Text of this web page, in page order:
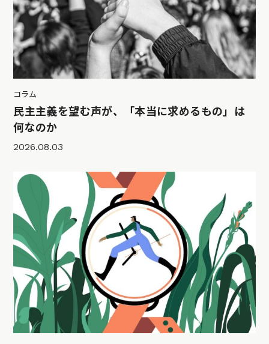
コラム
民主主義を望む声が、「本当に求めるもの」は
何なのか
2026.08.03